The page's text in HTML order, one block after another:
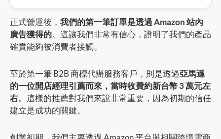
正式營運後， 我們的第一筆訂單是透過 Amazon 站內
廣告獲得的。這讓我們非常有信心，證明了我們的產品
確實能夠被消費者接觸。
至於第一筆 B2B 商標代辦服務客戶，則是透過亞馬遜
的一位開店經理引薦而來，當時收費約新台幣 3 萬元左
右。這樣的推薦對我們來說非常重要，因為初期的信任
建立是成功的關鍵。